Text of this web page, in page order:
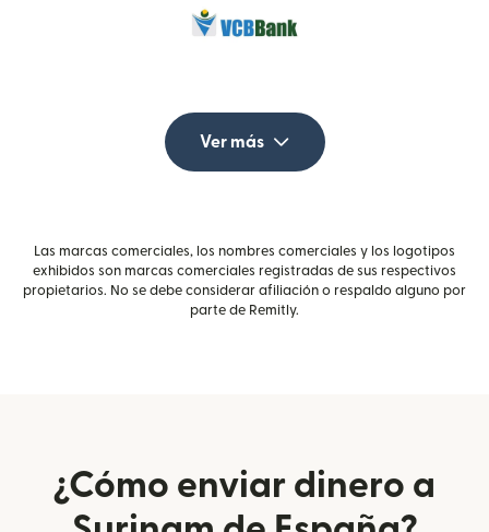
Ver más
Las marcas comerciales, los nombres comerciales y los logotipos
exhibidos son marcas comerciales registradas de sus respectivos
propietarios. No se debe considerar afiliación o respaldo alguno por
parte de Remitly.
¿Cómo enviar dinero a